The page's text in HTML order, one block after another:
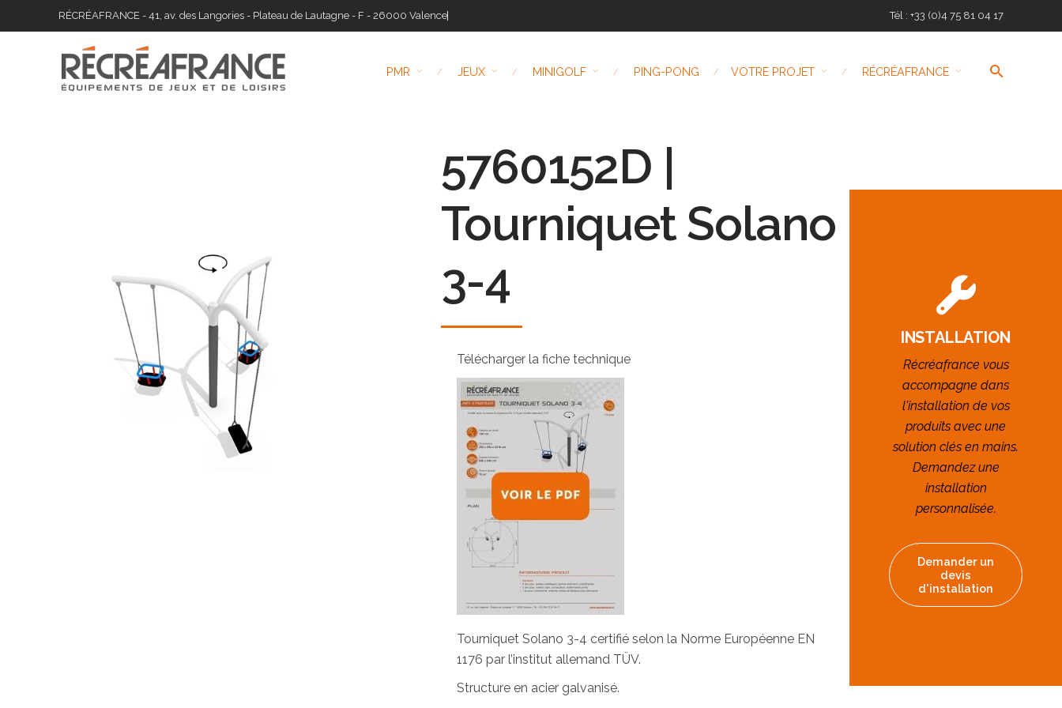
to
RÉCRÉAFRANCE - 41, av. des Langories - Plateau de Lautagne - F - 26000 Valence Tél : +33 (0)4 75 81 04 17
PMR JEUX MINIGOLF PING-PONG VOTRE PROJET RÉCRÉAFRANCE
5760152D |
Tourniquet Solano
3-4
Télécharger la fiche technique
Tourniquet Solano 3-4 certifié selon la Norme Européenne EN
1176 par l’institut allemand TÜV.
Structure en acier galvanisé.
INSTALLATION
Récréafrance vous
accompagne dans
l'installation de vos
produits avec une
solution clés en mains.
Demandez une
installation
personnalisée.
Demander un
devis
d'installation